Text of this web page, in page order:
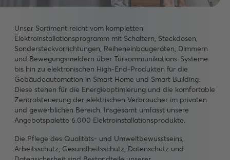
Unser Sortiment reicht vom kompletten
Elektroinstallationsprogramm mit Schaltern, Steckdosen,
Sondersteckvorrichtungen, Reiheneinbaugeräten, Dimmern
und Bewegungsmeldern über Türkommunikations-Systeme
bis hin zu elektronischen High-End-Produkten für die
Gebäudeautomation in Smart Home und Smart Building.
Diese stehen für die Energieoptimierung und die komfortable
Zentralsteuerung der elektrischen Verbraucher im privaten
und gewerblichen Bereich. Insgesamt umfasst unsere
Angebotspalette 6.000 Elektroinstallationsprodukte.
Die Pflege des Qualitäts- und Umweltbewusstseins,
Arbeitsschutz, Gesundheitsschutz, Datenschutz und